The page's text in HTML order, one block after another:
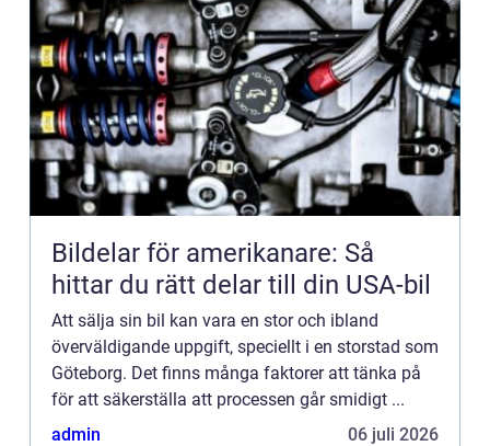
Bildelar för amerikanare: Så
hittar du rätt delar till din USA-bil
Att sälja sin bil kan vara en stor och ibland
överväldigande uppgift, speciellt i en storstad som
Göteborg. Det finns många faktorer att tänka på
för att säkerställa att processen går smidigt ...
admin
06 juli 2026